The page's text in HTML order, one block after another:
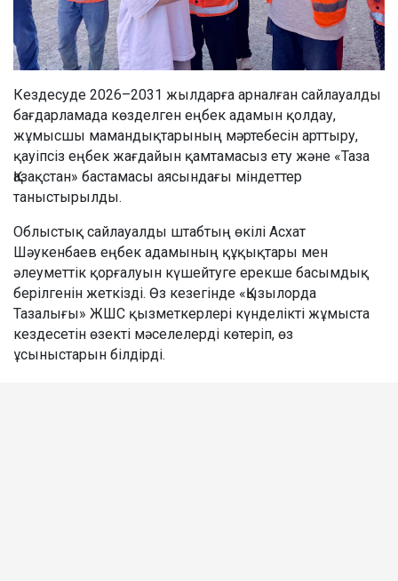
Кездесуде 2026–2031 жылдарға арналған сайлауалды
бағдарламада көзделген еңбек адамын қолдау,
жұмысшы мамандықтарының мәртебесін арттыру,
қауіпсіз еңбек жағдайын қамтамасыз ету және «Таза
Қазақстан» бастамасы аясындағы міндеттер
таныстырылды.
Облыстық сайлауалды штабтың өкілі Асхат
Шәукенбаев еңбек адамының құқықтары мен
әлеуметтік қорғалуын күшейтуге ерекше басымдық
берілгенін жеткізді. Өз кезегінде «Қызылорда
Тазалығы» ЖШС қызметкерлері күнделікті жұмыста
кездесетін өзекті мәселелерді көтеріп, өз
ұсыныстарын білдірді.